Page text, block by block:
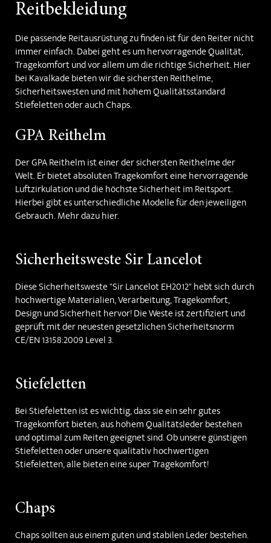
Reitbekleidung
Die passende Reitausrüstung zu finden ist für den Reiter nicht
immer einfach. Dabei geht es um hervorragende Qualität,
Tragekomfort und vor allem um die richtige Sicherheit. Hier
bei Kavalkade bieten wir die sichersten Reithelme,
Sicherheitswesten und mit hohem Qualitätsstandard
Stiefeletten oder auch Chaps.
GPA Reithelm
Der GPA Reithelm ist einer der sichersten Reithelme der
Welt. Er bietet absoluten Tragekomfort eine hervorragende
Luftzirkulation und die höchste Sicherheit im Reitsport.
Hierbei gibt es unterschiedliche Modelle für den jeweiligen
Gebrauch. Mehr dazu hier.
Sicherheitsweste Sir Lancelot
Diese Sicherheitsweste "Sir Lancelot EH2012" hebt sich durch
hochwertige Materialien, Verarbeitung, Tragekomfort,
Design und Sicherheit hervor! Die Weste ist zertifiziert und
geprüft mit der neuesten gesetzlichen Sicherheitsnorm
CE/EN 13158:2009 Level 3.
Stiefeletten
Bei Stiefeletten ist es wichtig, dass sie ein sehr gutes
Tragekomfort bieten, aus hohem Qualitätsleder bestehen
und optimal zum Reiten geeignet sind. Ob unsere günstigen
Stiefeletten oder unsere qualitativ hochwertigen
Stiefeletten, alle bieten eine super Tragekomfort!
Chaps
Chaps sollten aus einem guten und stabilen Leder bestehen.